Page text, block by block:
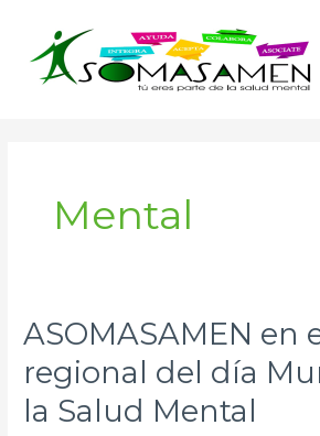
contenido
Mental
ASOMASAMEN en
regional del día
la Salud Mental
ASOMASAMEN
el
acto